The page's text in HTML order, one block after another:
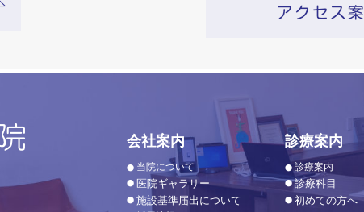
会社案内
当院について
医院ギャラリー
施設基準届出について
診療案内
診療案内
診療科目
初めての方へ